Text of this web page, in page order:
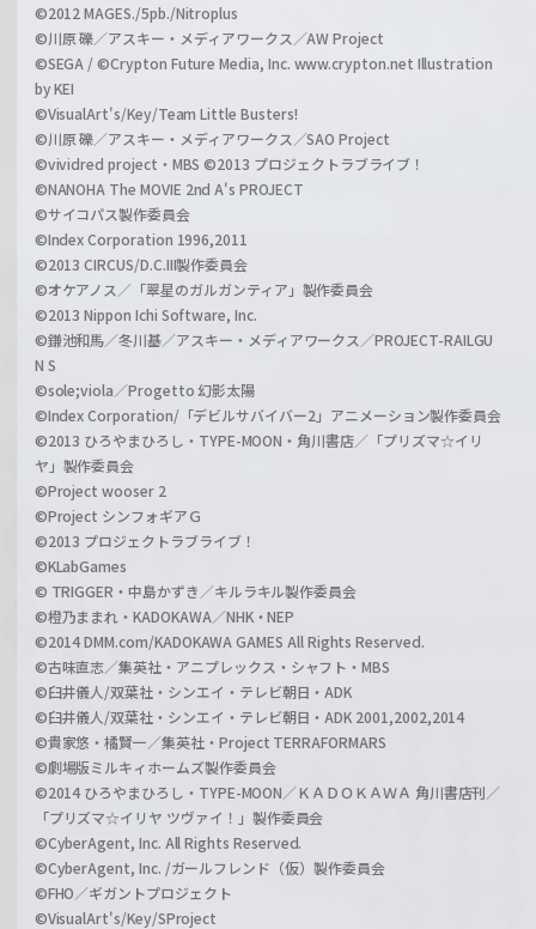
©2012 MAGES./5pb./Nitroplus
©川原 礫／アスキー・メディアワークス／AW Project
©SEGA / ©Crypton Future Media, Inc. www.crypton.net Illustration
by KEI
©VisualArt's/Key/Team Little Busters!
©川原 礫／アスキー・メディアワークス／SAO Project
©vividred project・MBS ©2013 プロジェクトラブライブ！
©NANOHA The MOVIE 2nd A's PROJECT
©サイコパス製作委員会
©Index Corporation 1996,2011
©2013 CIRCUS/D.C.III製作委員会
©オケアノス／「翠星のガルガンティア」製作委員会
©2013 Nippon Ichi Software, Inc.
©鎌池和馬／冬川基／アスキー・メディアワークス／PROJECT-RAILGU
N S
©sole;viola／Progetto 幻影太陽
©Index Corporation/「デビルサバイバー2」アニメーション製作委員会
©2013 ひろやまひろし・TYPE-MOON・角川書店／「プリズマ☆イリ
ヤ」製作委員会
©Project wooser 2
©Project シンフォギアＧ
©2013 プロジェクトラブライブ！
©KLabGames
© TRIGGER・中島かずき／キルラキル製作委員会
©橙乃ままれ・KADOKAWA／NHK・NEP
©2014 DMM.com/KADOKAWA GAMES All Rights Reserved.
©古味直志／集英社・アニプレックス・シャフト・MBS
©臼井儀人/双葉社・シンエイ・テレビ朝日・ADK
©臼井儀人/双葉社・シンエイ・テレビ朝日・ADK 2001,2002,2014
©貴家悠・橘賢一／集英社・Project TERRAFORMARS
©劇場版ミルキィホームズ製作委員会
©2014 ひろやまひろし・TYPE-MOON／ＫＡＤＯＫＡＷＡ 角川書店刊／
「プリズマ☆イリヤ ツヴァイ！」製作委員会
©CyberAgent, Inc. All Rights Reserved.
©CyberAgent, Inc. /ガールフレンド（仮）製作委員会
©FHO／ギガントプロジェクト
©VisualArt's/Key/SProject